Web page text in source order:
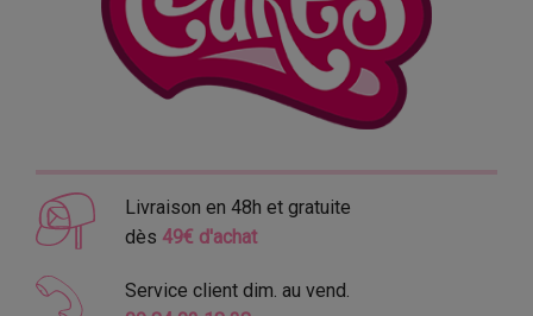
Livraison en 48h et gratuite
dès 49€ d'achat
Service client dim. au vend.